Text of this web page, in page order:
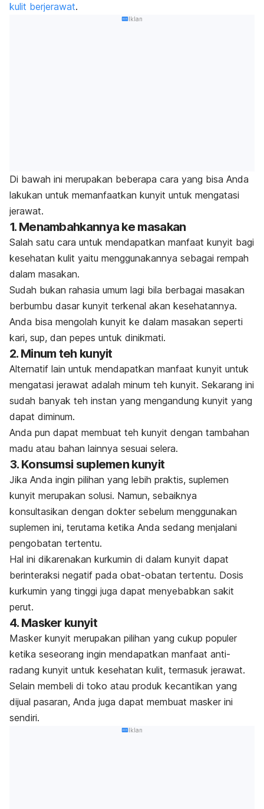
kulit berjerawat.
Iklan
Di bawah ini merupakan beberapa cara yang bisa Anda
lakukan untuk memanfaatkan kunyit untuk mengatasi
jerawat.
1. Menambahkannya ke masakan
Salah satu cara untuk mendapatkan manfaat kunyit bagi
kesehatan kulit yaitu menggunakannya sebagai rempah
dalam masakan.
Sudah bukan rahasia umum lagi bila berbagai masakan
berbumbu dasar kunyit terkenal akan kesehatannya.
Anda bisa mengolah kunyit ke dalam masakan seperti
kari, sup, dan pepes untuk dinikmati.
2. Minum teh kunyit
Alternatif lain untuk mendapatkan manfaat kunyit untuk
mengatasi jerawat adalah minum teh kunyit. Sekarang ini
sudah banyak teh instan yang mengandung kunyit yang
dapat diminum.
Anda pun dapat membuat teh kunyit dengan tambahan
madu atau bahan lainnya sesuai selera.
3. Konsumsi suplemen kunyit
Jika Anda ingin pilihan yang lebih praktis, suplemen
kunyit merupakan solusi. Namun, sebaiknya
konsultasikan dengan dokter sebelum menggunakan
suplemen ini, terutama ketika Anda sedang menjalani
pengobatan tertentu.
Hal ini dikarenakan kurkumin di dalam kunyit dapat
berinteraksi negatif pada obat-obatan tertentu. Dosis
kurkumin yang tinggi juga dapat menyebabkan sakit
perut.
4. Masker kunyit
Masker kunyit merupakan pilihan yang cukup populer
ketika seseorang ingin mendapatkan manfaat anti-
radang kunyit untuk kesehatan kulit, termasuk jerawat.
Selain membeli di toko atau produk kecantikan yang
dijual pasaran, Anda juga dapat membuat masker ini
sendiri.
Iklan